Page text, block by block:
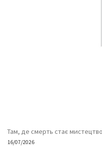
Там, де смерть стає
16/07/2026